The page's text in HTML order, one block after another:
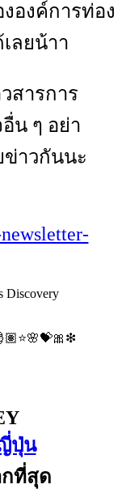
องค์การท่อง
ลยน้าา
สารการ
น ๆ อย่า
าวกันนะ
Discovery
ปุ่น
ที่สุด